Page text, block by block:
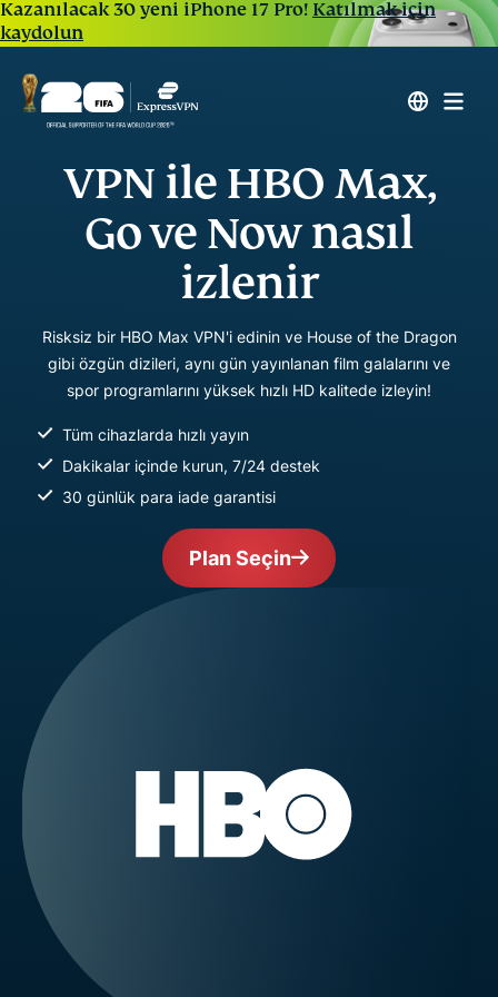
Kazanılacak 30 yeni iPhone 17 Pro! Katılmak için
kaydolun
VPN ile HBO Max,
Go ve Now nasıl
izlenir
Risksiz bir HBO Max VPN'i edinin ve House of the Dragon
gibi özgün dizileri, aynı gün yayınlanan film galalarını ve
spor programlarını yüksek hızlı HD kalitede izleyin!
Tüm cihazlarda hızlı yayın
Dakikalar içinde kurun, 7/24 destek
30 günlük para iade garantisi
Plan Seçin